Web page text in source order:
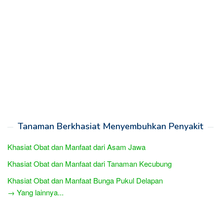
Tanaman Berkhasiat Menyembuhkan Penyakit
Khasiat Obat dan Manfaat dari Asam Jawa
Khasiat Obat dan Manfaat dari Tanaman Kecubung
Khasiat Obat dan Manfaat Bunga Pukul Delapan
→ Yang lainnya...